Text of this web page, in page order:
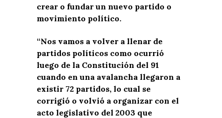
crear o fundar un nuevo partido o
movimiento político.
“Nos vamos a volver a llenar de
partidos políticos como ocurrió
luego de la Constitución del 91
cuando en una avalancha llegaron a
existir 72 partidos, lo cual se
corrigió o volvió a organizar con el
acto legislativo del 2003 que